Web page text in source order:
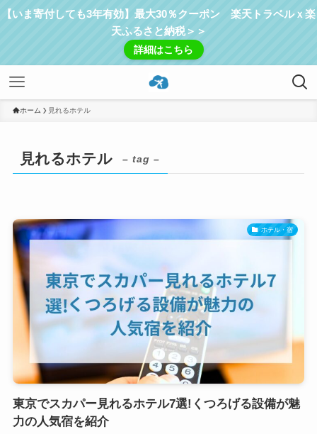
【いま寄付しても3年有効】最大30％クーポン 楽天トラベルｘ楽
天ふるさと納税＞＞
詳細はこちら
ホーム 見れるホテル
見れるホテル – tag –
ホテル・宿
東京でスカパー見れるホテル7選!くつろげる設備が魅
力の人気宿を紹介